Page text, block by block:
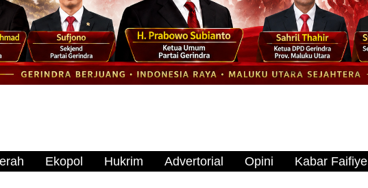
Ekopol Hukrim Advertorial Opini Kabar Faifiye